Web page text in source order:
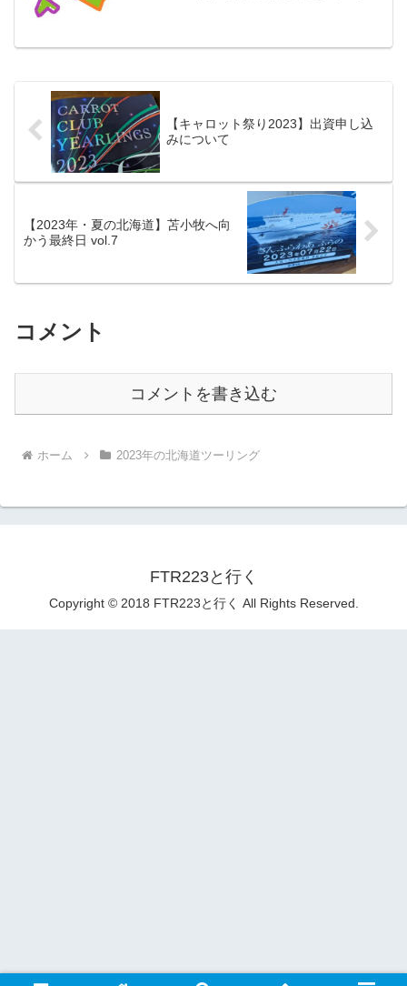
る」をひとつの目標...
【キャロット祭り2023】出資申し込
みについて
【2023年・夏の北海道】苫小牧へ向
かう最終日 vol.7
コメント
コメントを書き込む
ホーム 2023年の北海道ツーリング
FTR223と行く
Copyright © 2018 FTR223と行く All Rights Reserved.